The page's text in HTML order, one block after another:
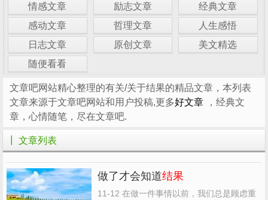
情感文章
励志文章
经典文章
感动文章
哲理文章
人生感悟
日志文章
原创文章
美文精选
随便看看
文章吧网站精心整理的有关/关于结果的精品文章，本列表
文章来源于文章吧网站和用户投稿,更多好文章
，经典文
章，心情随笔，尽在文章吧.
┃ 文章列表
做了才会知道结果
11-12 在做一件事情以前，我们总是顾虑重